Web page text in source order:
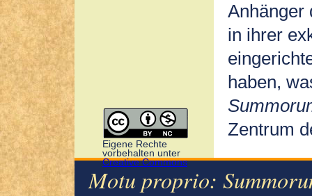
Anhänger
in ihrer
haben,
Zentrum
Motu proprio:
Eigene Rechte
vorbehalten unter
Creative Commons